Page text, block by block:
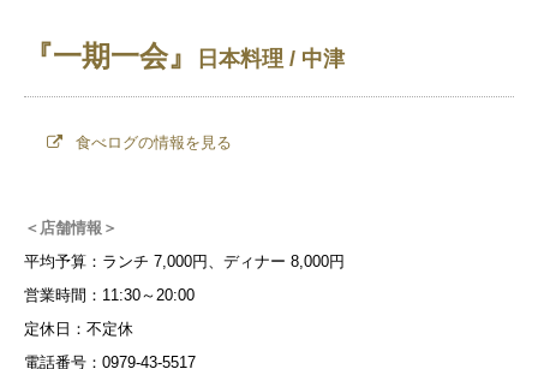
『一期一会』 日本料理 / 中津
食べログの情報を見る
＜店舗情報＞
平均予算：ランチ 7,000円、ディナー 8,000円
営業時間：11:30～20:00
定休日：不定休
電話番号：0979-43-5517